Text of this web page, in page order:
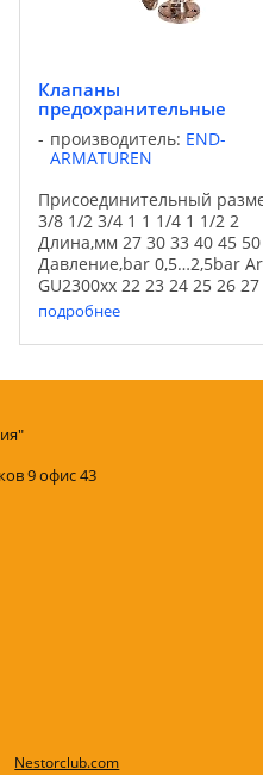
Клапаны
предохранительные
производитель: END-
ARMATUREN
Присоединительный
3/8 1/2 3/4 1 1 1/4 1 1/2 2
Длина,мм 27 30 33 40 45
Давление,bar 0,5…2,5bar
GU2300xx 22 23 24 25 26
Давление,bar 2,0…8,0bar
GU2301xx 22 23 24 25 26
Давление,bar 2,0…12bar
подробнее
9 офис 43
Nestorclub.com